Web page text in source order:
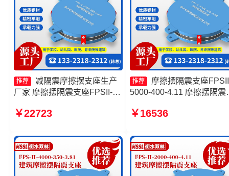
推荐
减隔震摩擦摆支座生产
厂家 摩擦摆隔震支座FPSII-
震摩擦摆支座源头工厂 摩擦摆
￥22723
推荐
摩擦摆隔震支座
5000-400-4.11 摩擦摆隔震
工厂 建筑隔震摩擦摆支座
400-4.11源头工厂
￥16536